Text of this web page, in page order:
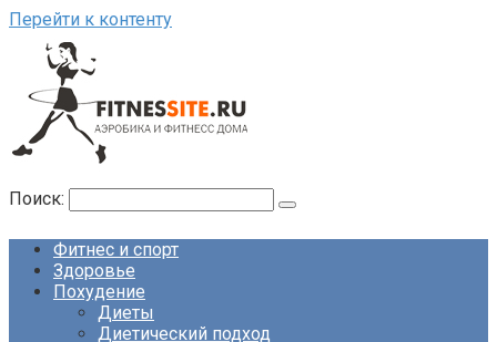
Перейти к контенту
Поиск:
Фитнес и спорт
Здоровье
Похудение
Диеты
Диетический подход